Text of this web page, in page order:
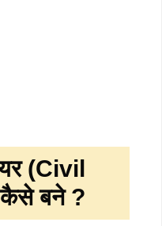
(Civil
बने ?